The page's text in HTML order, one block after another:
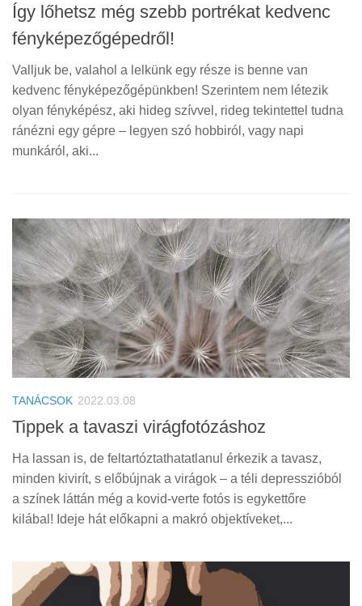
Így lőhetsz még szebb portrékat kedvenc
fényképezőgépedről!
Valljuk be, valahol a lelkünk egy része is benne van
kedvenc fényképezőgépünkben! Szerintem nem létezik
olyan fényképész, aki hideg szívvel, rideg tekintettel tudna
ránézni egy gépre – legyen szó hobbiról, vagy napi
munkáról, aki...
TANÁCSOK 2022.03.08
Tippek a tavaszi virágfotózáshoz
Ha lassan is, de feltartóztathatatlanul érkezik a tavasz,
minden kivirít, s előbújnak a virágok – a téli depresszióból
a színek láttán még a kovid-verte fotós is egykettőre
kilábal! Ideje hát előkapni a makró objektíveket,...